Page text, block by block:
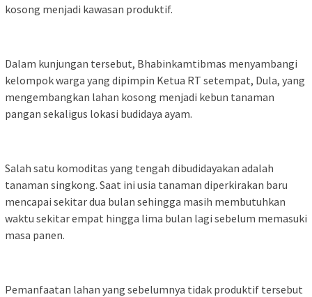
kosong menjadi kawasan produktif.
Dalam kunjungan tersebut, Bhabinkamtibmas menyambangi
kelompok warga yang dipimpin Ketua RT setempat, Dula, yang
mengembangkan lahan kosong menjadi kebun tanaman
pangan sekaligus lokasi budidaya ayam.
Salah satu komoditas yang tengah dibudidayakan adalah
tanaman singkong. Saat ini usia tanaman diperkirakan baru
mencapai sekitar dua bulan sehingga masih membutuhkan
waktu sekitar empat hingga lima bulan lagi sebelum memasuki
masa panen.
Pemanfaatan lahan yang sebelumnya tidak produktif tersebut